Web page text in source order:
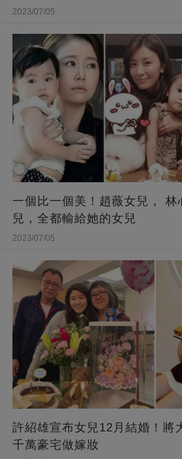
2023/07/05
一個比一個美！趙薇女兒， 林
兒，全都輸給她的女兒
2023/07/05
許紹雄宣布女兒12月結婚！將
千萬豪宅做嫁妝